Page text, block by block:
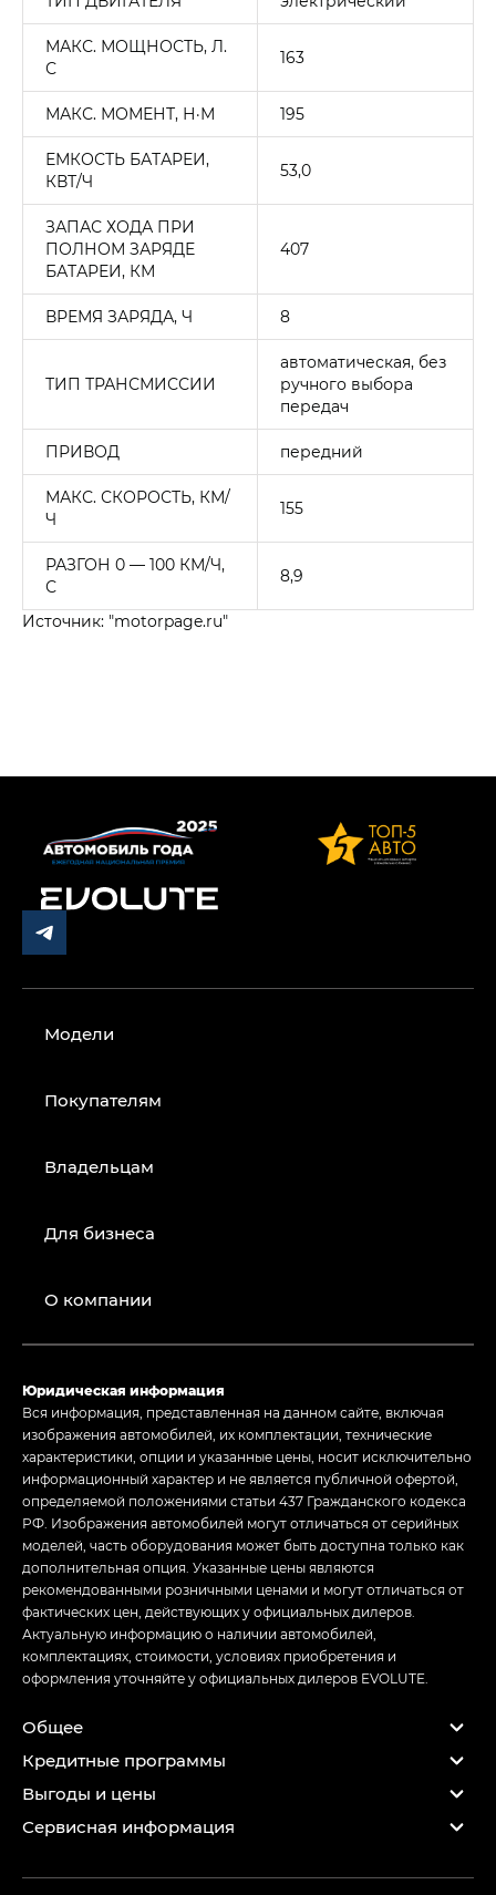
МАКС. МОЩНОСТЬ, Л.
С
163
МАКС. МОМЕНТ, Н·М 195
ЕМКОСТЬ БАТАРЕИ,
КВТ/Ч
53,0
ЗАПАС ХОДА ПРИ
ПОЛНОМ ЗАРЯДЕ
БАТАРЕИ, КМ
407
ВРЕМЯ ЗАРЯДА, Ч 8
ТИП ТРАНСМИССИИ
автоматическая, без
ручного выбора
передач
ПРИВОД передний
МАКС. СКОРОСТЬ, КМ/
Ч
155
РАЗГОН 0 — 100 КМ/Ч,
С
8,9
Источник: "motorpage.ru"
Модели
Покупателям
Владельцам
Для бизнеса
О компании
Юридическая информация
Вся информация, представленная на данном сайте, включая
изображения автомобилей, их комплектации, технические
характеристики, опции и указанные цены, носит исключительно
информационный характер и не является публичной офертой,
определяемой положениями статьи 437 Гражданского кодекса
РФ. Изображения автомобилей могут отличаться от серийных
моделей, часть оборудования может быть доступна только как
дополнительная опция. Указанные цены являются
рекомендованными розничными ценами и могут отличаться от
фактических цен, действующих у официальных дилеров.
Актуальную информацию о наличии автомобилей,
комплектациях, стоимости, условиях приобретения и
оформления уточняйте у официальных дилеров EVOLUTE.
Общее
Кредитные программы
Выгоды и цены
Сервисная информация